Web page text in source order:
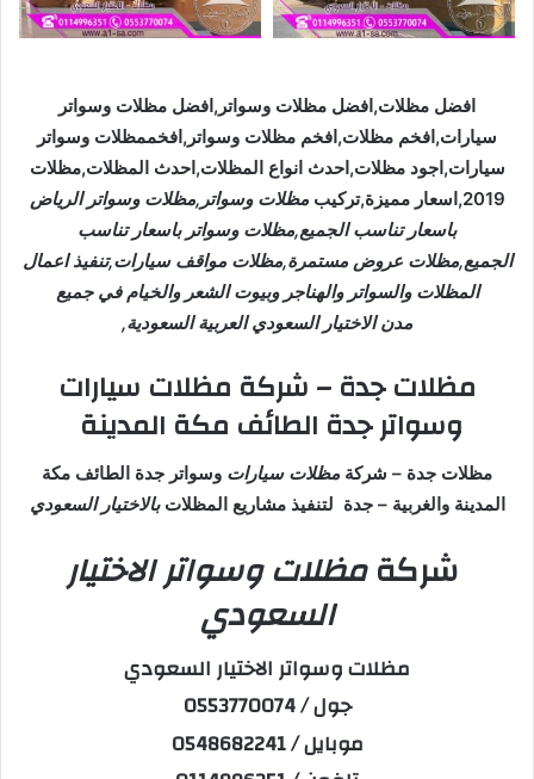
افضل مظلات,افضل مظلات وسواتر,افضل مظلات وسواتر
سيارات,افخم مظلات,افخم مظلات وسواتر,افخممظلات وسواتر
سيارات,اجود مظلات,احدث انواع المظلات,احدث المظلات,مظلات
2019,اسعار مميزة,تركيب
مظلات وسواتر,مظلات وسواتر الرياض
باسعار تناسب الجميع,مظلات وسواتر باسعار تناسب
الجميع,مظلات عروض مستمرة,مظلات مواقف سيارات,تنفيذ اعمال
المظلات والسواتر والهناجر وبيوت الشعر والخيام في جميع
مدن الاختيار السعودي العربية السعودية,
مظلات جدة – شركة مظلات سيارات
وسواتر جدة الطائف مكة المدينة
مظلات جدة – شركة مظلات سيارات وسواتر جدة الطائف مكة
المدينة والغربية – جدة لتنفيذ مشاريع المظلاتبالاختيار السعودي
شركةمظلات وسواتر الاختيار
السعودي
مظلات وسواتر الاختيار السعودي
جول / 0553770074
موبايل / 0548682241